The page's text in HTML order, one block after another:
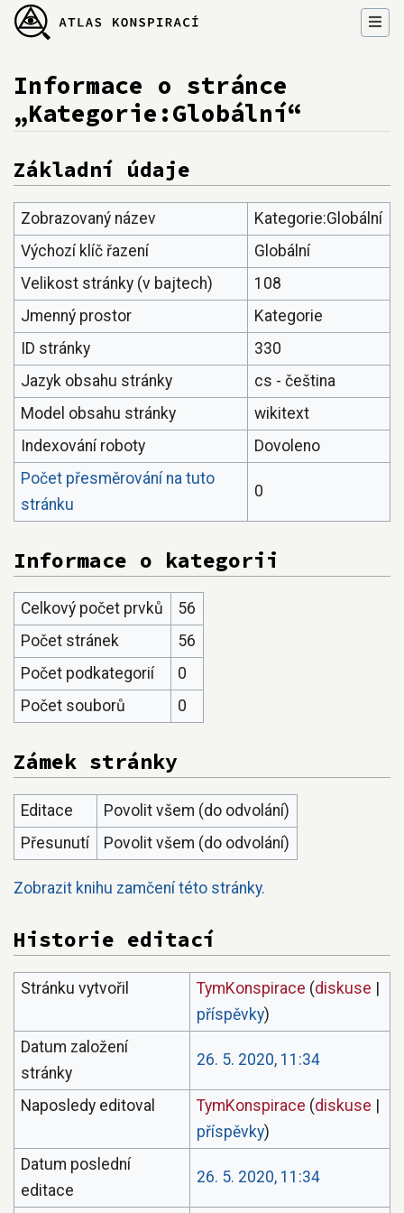
Informace o stránce
„Kategorie:Globální“
Přejít na: navigace hledání
Základní údaje
Zobrazovaný název
Kategorie:Globální
Výchozí klíč řazení
Globální
Velikost stránky (v bajtech)
108
Jmenný prostor
Kategorie
ID stránky
330
Jazyk obsahu stránky
cs - čeština
Model obsahu stránky
wikitext
Indexování roboty
Dovoleno
Počet přesměrování na tuto
stránku
0
Informace o kategorii
Celkový počet prvků
56
Počet stránek
56
Počet podkategorií
0
Počet souborů
0
Zámek stránky
Editace
Povolit všem (do odvolání)
Přesunutí
Povolit všem (do odvolání)
Zobrazit knihu zamčení této stránky.
Historie editací
Stránku vytvořil TymKonspirace (diskuse |
příspěvky)
Datum založení
stránky
26. 5. 2020, 11:34
Naposledy editoval TymKonspirace (diskuse |
příspěvky)
Datum poslední
editace
26. 5. 2020, 11:34